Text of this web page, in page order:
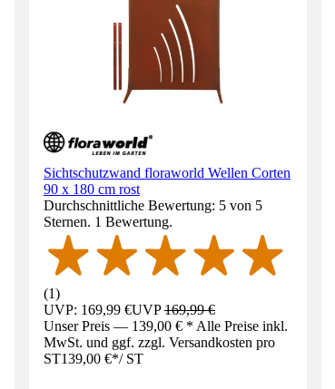
Sichtschutzwand floraworld Wellen Corten
90 x 180 cm rost
Durchschnittliche Bewertung: 5 von 5
Sternen. 1 Bewertung.
(1)
UVP: 169,99 €UVP169,99 €
Unser Preis — 139,00 € * Alle Preise inkl.
MwSt. und ggf. zzgl. Versandkosten pro
ST139,00 €*/ ST